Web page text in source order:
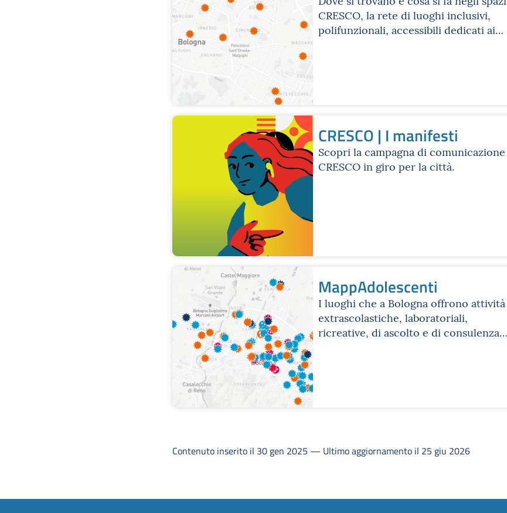
CRESCO, la rete di luoghi inclusivi,
polifunzionali, accessibili dedicati ai
CRESCO | I manifesti
Scopri la campagna di comunicazione
CRESCO in giro per la città.
MappAdolescenti
I luoghi che a Bologna offrono attività
extrascolastiche, laboratoriali,
ricreative, di ascolto e di consulenza
Contenuto inserito il 30 gen 2025 — Ultimo aggiornamento il 25 giu 2026